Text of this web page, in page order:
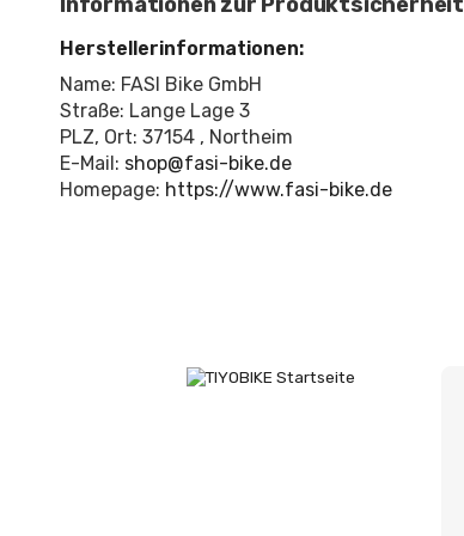
Herstellerinformationen:
Name: FASI Bike GmbH
Straße: Lange Lage 3
PLZ, Ort: 37154 , Northeim
E-Mail: shop@fasi-bike.de
Homepage: https://www.fasi-bike.de